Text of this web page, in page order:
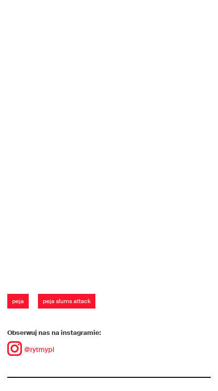
peja peja slums attack
Obserwuj nas na instagramie:
@rytmypl